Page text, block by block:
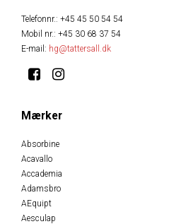
Telefonnr.: +45 45 50 54 54
Mobil nr.: +45 30 68 37 54
E-mail : hg@tattersall.dk
Mærker
Absorbine
Acavallo
Accademia
Adamsbro
AEquipt
Aesculap